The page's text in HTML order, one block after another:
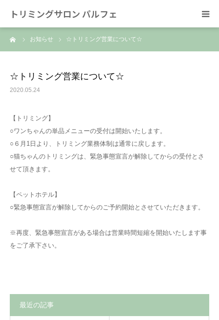
トリミングサロン パルフェ
お知らせ ☆トリミング営業について☆
☆トリミング営業について☆
2020.05.24
【トリミング】
○ワンちゃんの単品メニューの受付は開始いたします。
○６月1日より、トリミング業務体制は通常に戻します。
○猫ちゃんのトリミングは、緊急事態宣言が解除してからの受付とさ
せて頂きます。
【ペットホテル】
○緊急事態宣言が解除してからのご予約開始とさせていただきます。
※再度、緊急事態宣言がある場合は営業時間短縮を開始いたします事
をご了承下さい。
最近の記事
HOME
SNS/リンク